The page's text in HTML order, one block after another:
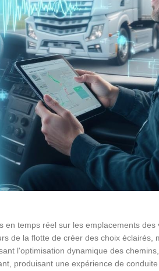
temps réel sur les emplacements
de la flotte de créer des choix éclairés,
l'optimisation dynamique des
produisant une expérience de conduite